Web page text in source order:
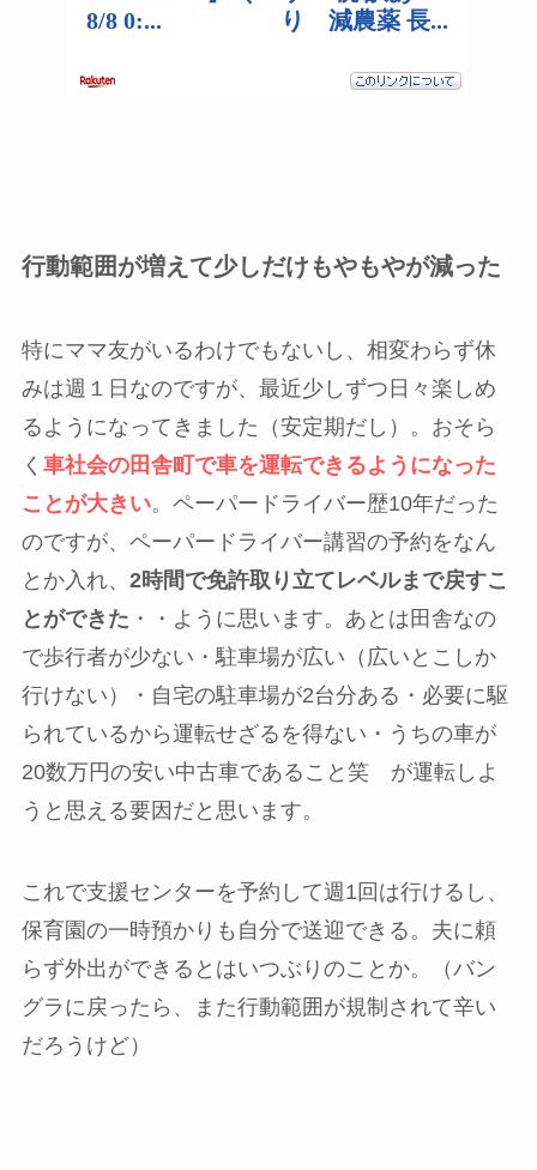
行動範囲が増えて少しだけもやもやが減った
特にママ友がいるわけでもないし、相変わらず休
みは週１日なのですが、最近少しずつ日々楽しめ
るようになってきました（安定期だし）。おそら
く 車社会の田舎町で車を運転できるようになった
ことが大きい。ペーパードライバー歴10年だった
のですが、ペーパードライバー講習の予約をなん
とか入れ、 2時間で免許取り立てレベルまで戻すこ
とができた ・・ように思います。あとは田舎なの
で歩行者が少ない・駐車場が広い（広いとこしか
行けない）・自宅の駐車場が2台分ある・必要に駆
られているから運転せざるを得ない・うちの車が
20数万円の安い中古車であること笑 が運転しよ
うと思える要因だと思います。
これで支援センターを予約して週1回は行けるし、
保育園の一時預かりも自分で送迎できる。夫に頼
らず外出ができるとはいつぶりのことか。（バン
グラに戻ったら、また行動範囲が規制されて辛い
だろうけど）